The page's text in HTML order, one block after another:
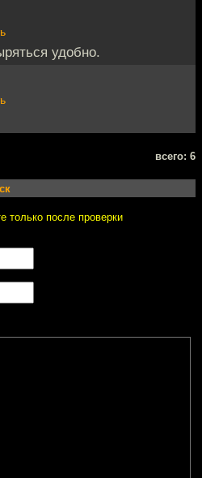
удобно.
всего: 6
только после проверки